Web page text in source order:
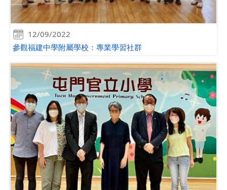
12/09/2022
參觀福建中學附屬學校：專業學習社群